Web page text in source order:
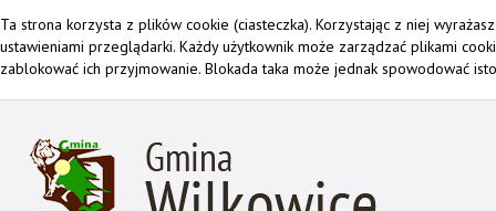
Ta strona korzysta z plików cookie (ciasteczka). Korzystając z niej
ustawieniami przeglądarki. Każdy użytkownik może zarządzać plikami
zablokować ich przyjmowanie. Blokada taka może jednak spowodować